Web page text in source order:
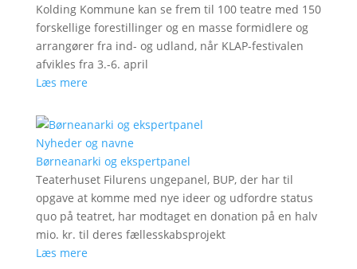
Kolding Kommune kan se frem til 100 teatre med 150
forskellige forestillinger og en masse formidlere og
arrangører fra ind- og udland, når KLAP-festivalen
afvikles fra 3.-6. april
Læs mere
Nyheder og navne
Børneanarki og ekspertpanel
Teaterhuset Filurens ungepanel, BUP, der har til
opgave at komme med nye ideer og udfordre status
quo på teatret, har modtaget en donation på en halv
mio. kr. til deres fællesskabsprojekt
Læs mere